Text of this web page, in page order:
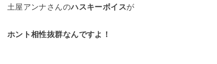
土屋アンナさんのハスキーボイスが
ホント相性抜群なんですよ！